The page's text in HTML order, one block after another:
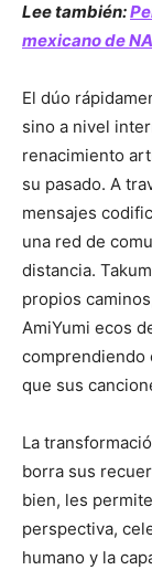
Lee también:
mexicano de
El dúo
sino a nivel
renacimiento
su pasado. A
mensajes
una red de
distancia.
propios
AmiYumi ecos
comprendiendo
que sus
La
borra sus
bien, les
perspectiva,
humano y la